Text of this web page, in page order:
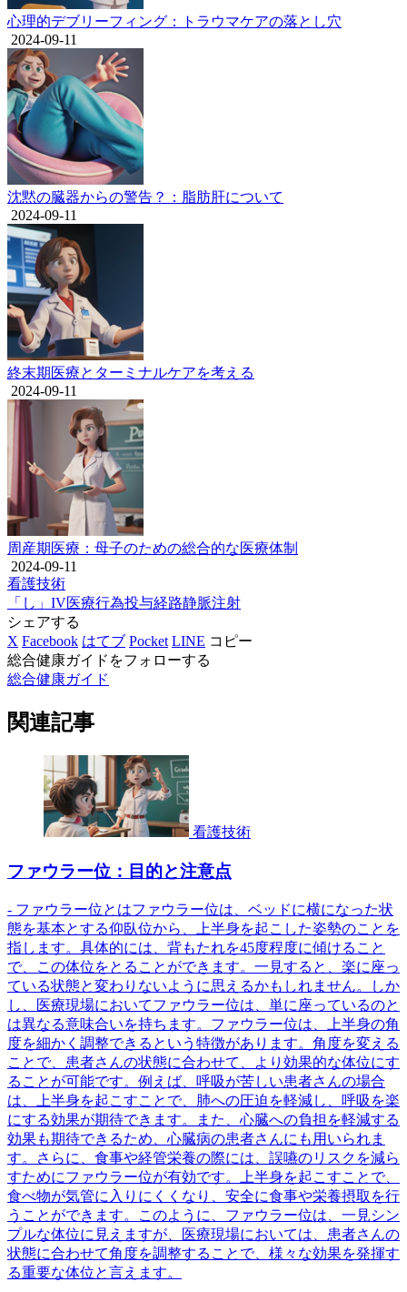
心理的デブリーフィング：トラウマケアの落とし穴
2024-09-11
沈黙の臓器からの警告？：脂肪肝について
2024-09-11
終末期医療とターミナルケアを考える
2024-09-11
周産期医療：母子のための総合的な医療体制
2024-09-11
看護技術
「し」 IV医療行為投与経路静脈注射
シェアする
X Facebook はてブ Pocket LINE コピー
総合健康ガイドをフォローする
総合健康ガイド
関連記事
看護技術
ファウラー位：目的と注意点
- ファウラー位とはファウラー位は、ベッドに横になった状
態を基本とする仰臥位から、上半身を起こした姿勢のことを
指します。具体的には、背もたれを45度程度に傾けること
で、この体位をとることができます。一見すると、楽に座っ
ている状態と変わりないように思えるかもしれません。しか
し、医療現場においてファウラー位は、単に座っているのと
は異なる意味合いを持ちます。ファウラー位は、上半身の角
度を細かく調整できるという特徴があります。角度を変える
ことで、患者さんの状態に合わせて、より効果的な体位にす
ることが可能です。例えば、呼吸が苦しい患者さんの場合
は、上半身を起こすことで、肺への圧迫を軽減し、呼吸を楽
にする効果が期待できます。また、心臓への負担を軽減する
効果も期待できるため、心臓病の患者さんにも用いられま
す。さらに、食事や経管栄養の際には、誤嚥のリスクを減ら
すためにファウラー位が有効です。上半身を起こすことで、
食べ物が気管に入りにくくなり、安全に食事や栄養摂取を行
うことができます。このように、ファウラー位は、一見シン
プルな体位に見えますが、医療現場においては、患者さんの
状態に合わせて角度を調整することで、様々な効果を発揮す
る重要な体位と言えます。